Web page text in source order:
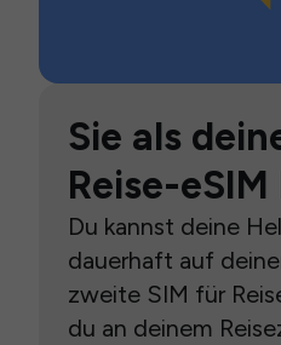
Sie als
Reise-
Du kannst deine
dauerhaft auf
zweite SIM für
du an deinem